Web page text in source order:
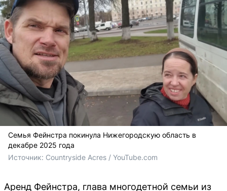
Семья Фейнстра покинула Нижегородскую область в
декабре 2025 года
Источник: Countryside Acres / YouTube.com
Аренд Фейнстра, глава многодетной семьи из